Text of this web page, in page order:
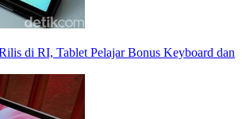
di RI, Tablet Pelajar Bonus Keyboard dan